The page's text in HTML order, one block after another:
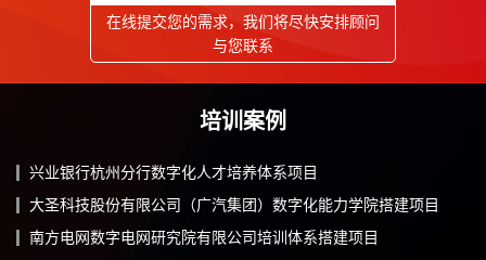
在线提交您的需求，我们将尽快安排顾问
与您联系
培训案例
兴业银行杭州分行数字化人才培养体系项目
大圣科技股份有限公司（广汽集团）数字化能力学院搭建项目
南方电网数字电网研究院有限公司培训体系搭建项目